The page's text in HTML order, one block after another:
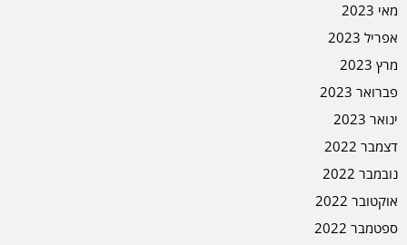
מאי 2023
אפריל 2023
מרץ 2023
פברואר 2023
ינואר 2023
דצמבר 2022
נובמבר 2022
אוקטובר 2022
ספטמבר 2022